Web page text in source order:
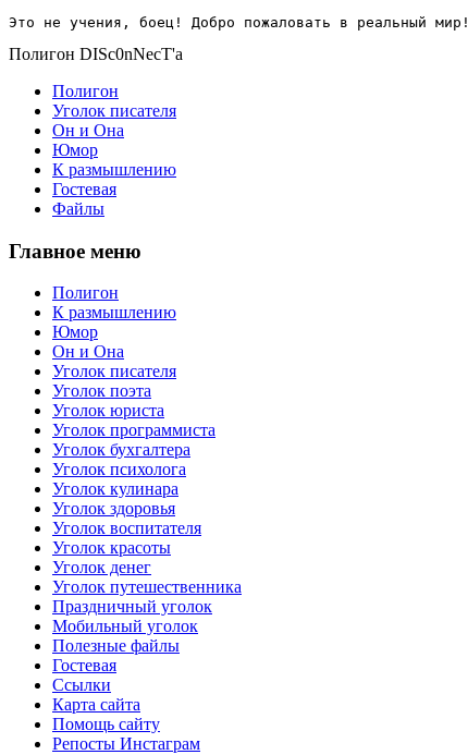
Это не учения, боец! Добро пожаловать в реальный мир!
Полигон DISc0nNecT'a
Полигон
Уголок писателя
Он и Она
Юмор
К размышлению
Гостевая
Файлы
Главное меню
Полигон
К размышлению
Юмор
Он и Она
Уголок писателя
Уголок поэта
Уголок юриста
Уголок программиста
Уголок бухгалтера
Уголок психолога
Уголок кулинара
Уголок здоровья
Уголок воспитателя
Уголок красоты
Уголок денег
Уголок путешественника
Праздничный уголок
Мобильный уголок
Полезные файлы
Гостевая
Ссылки
Карта сайта
Помощь сайту
Репосты Инстаграм